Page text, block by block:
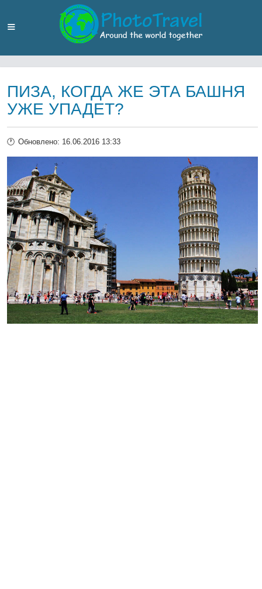
ПИЗА, КОГДА ЖЕ ЭТА БАШНЯ
УЖЕ УПАДЕТ?
Обновлено: 16.06.2016 13:33